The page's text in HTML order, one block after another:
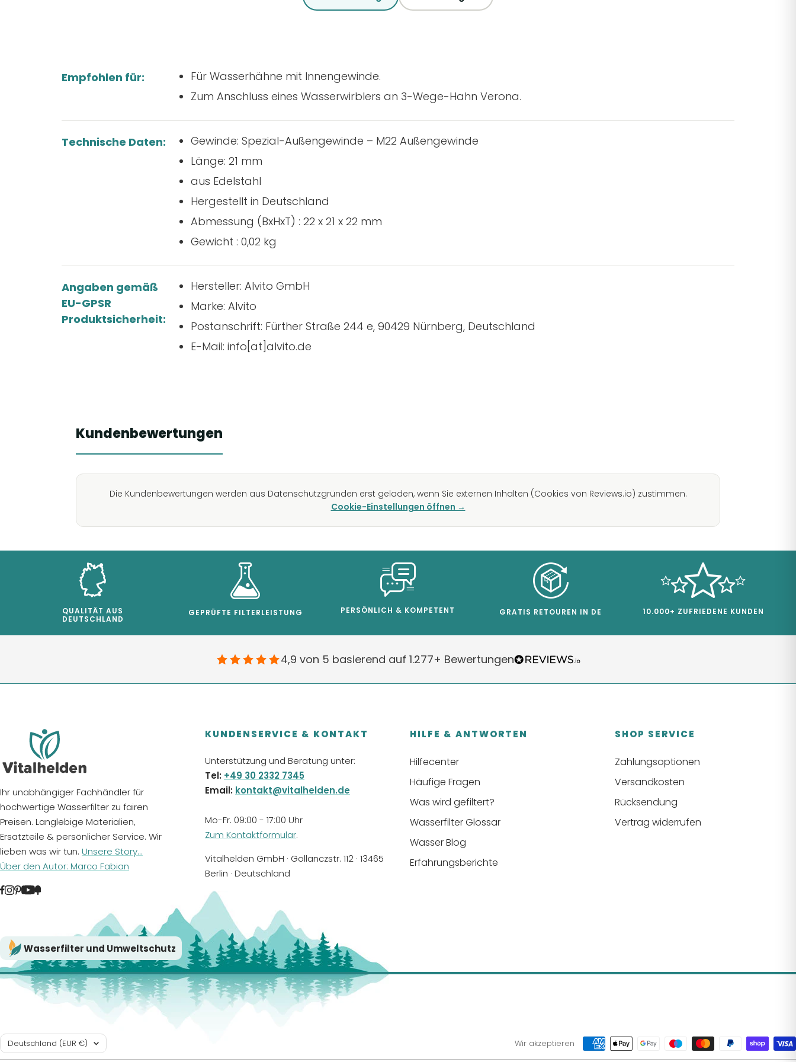
Empfohlen für:
Für Wasserhähne mit Innengewinde.
Zum Anschluss eines Wasserwirblers an 3-Wege-Hahn Verona.
Technische Daten:
Gewinde: Spezial-Außengewinde – M22 Außengewinde
Länge: 21 mm
aus Edelstahl
Hergestellt in Deutschland
Abmessung (BxHxT) : 22 x 21 x 22 mm
Gewicht : 0,02 kg
Angaben gemäß
EU-GPSR
Produktsicherheit:
Hersteller: Alvito GmbH
Marke: Alvito
Postanschrift: Fürther Straße 244 e, 90429 Nürnberg, Deutschland
E-Mail: info[at]alvito.de
Kundenbewertungen
Die Kundenbewertungen werden aus Datenschutzgründen erst geladen, wenn Sie externen Inhalten (Cookies von Reviews.io) zustimmen.
Cookie-Einstellungen öffnen →
QUALITÄT AUS
DEUTSCHLAND
GEPRÜFTE FILTERLEISTUNG PERSÖNLICH & KOMPETENT GRATIS RETOUREN IN DE 10.000+ ZUFRIEDENE KUNDEN
4,9 von 5 basierend auf 1.277+ Bewertungen
Ihr unabhängiger Fachhändler für
hochwertige Wasserfilter zu fairen
Preisen. Langlebige Materialien,
Ersatzteile & persönlicher Service. Wir
lieben was wir tun. Unsere Story...
Über den Autor: Marco Fabian
KUNDENSERVICE & KONTAKT
Unterstützung und Beratung unter:
Tel: +49 30 2332 7345
Email: kontakt@vitalhelden.de
Mo-Fr. 09:00 - 17:00 Uhr
Zum Kontaktformular.
Vitalhelden GmbH · Gollanczstr. 112 · 13465
Berlin · Deutschland
HILFE & ANTWORTEN
Hilfecenter
Häufige Fragen
Was wird gefiltert?
Wasserfilter Glossar
Wasser Blog
Erfahrungsberichte
SHOP SERVICE
Zahlungsoptionen
Versandkosten
Rücksendung
Vertrag widerrufen
Wasserfilter und Umweltschutz
Land/Region
Deutschland (EUR €) Wir akzeptieren